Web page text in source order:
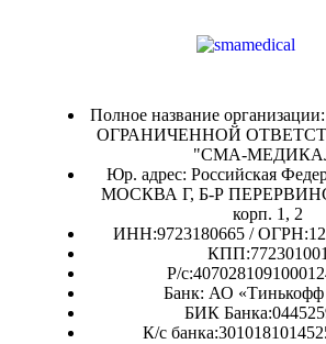
Полное название
ОГРАНИЧЕННОЙ
"СМА-
Юр. адрес: Российская
МОСКВА Г, Б-Р
корп. 1, 2
ИНН:9723180665 /
КПП:772301001
Р/
Банк: АО «Тинькофф
БИК
К/с